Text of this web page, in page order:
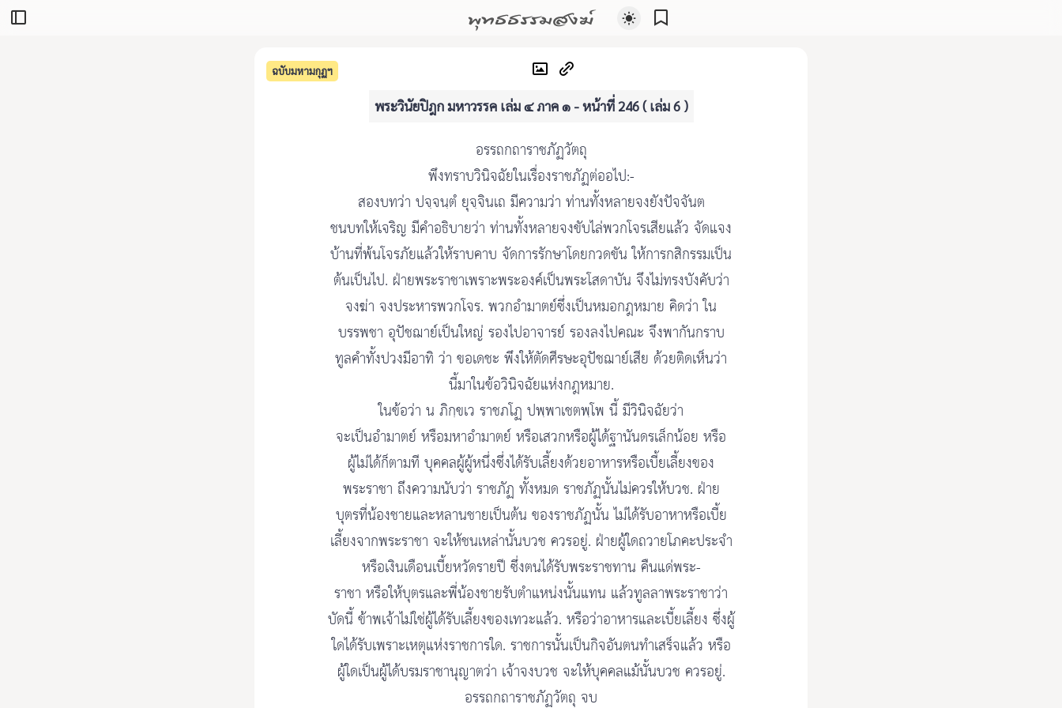
พุทธธรรมสงฆ์
ฉบับมหามกุฏฯ
พระวินัยปิฎก มหาวรรค เล่ม ๔ ภาค ๑ - หน้าที่ 246 ( เล่ม 6 )
อรรถกถาราชภัฏวัตถุ
พึงทราบวินิจฉัยในเรื่องราชภัฏต่ออไป:-
สองบทว่า ปจฺจนฺตํ ยุจฺจินเถ มีความว่า ท่านทั้งหลายจงยังปัจจันต
ชนบทให้เจริญ มีคำอธิบายว่า ท่านทั้งหลายจงขับไล่พวกโจรเสียแล้ว จัดแจง
บ้านที่พ้นโจรภัยแล้วให้ราบคาบ จัดการรักษาโดยกวดขัน ให้การกสิกรรมเป็น
ต้นเป็นไป. ฝ่ายพระราชาเพราะพระองค์เป็นพระโสดาบัน จึงไม่ทรงบังคับว่า
จงฆ่า จงประหารพวกโจร. พวกอำมาตย์ซึ่งเป็นหมอกฎหมาย คิดว่า ใน
บรรพชา อุปัชฌาย์เป็นใหญ่ รองไปอาจารย์ รองลงไปคณะ จึงพากันกราบ
ทูลคำทั้งปวงมีอาทิ ว่า ขอเดชะ พึงให้ตัดศีรษะอุปัชฌาย์เสีย ด้วยติดเห็นว่า
นี้มาในข้อวินิจฉัยแห่งกฎหมาย.
ในข้อว่า น ภิกฺขเว ราชภโฏ ปพฺพาเชตพฺโพ นี้ มีวินิจฉัยว่า
จะเป็นอำมาตย์ หรือมหาอำมาตย์ หรือเสวกหรือผู้ได้ฐานันดรเล็กน้อย หรือ
ผู้ไม่ได้ก็ตามที บุคคลผู้ผู้หนึ่งซึ่งได้รับเลี้ยงด้วยอาหารหรือเบี้ยเลี้ยงของ
พระราชา ถึงความนับว่า ราชภัฏ ทั้งหมด ราชภัฏนั้นไม่ควรให้บวช. ฝ่าย
บุตรที่น้องชายและหลานชายเป็นต้น ของราชภัฏนั้น ไม่ได้รับอาหาหรือเบี้ย
เลี้ยงจากพระราชา จะให้ชนเหล่านั้นบวช ควรอยู่. ฝ่ายผู้ใดถวายโภคะประจำ
หรือเงินเดือนเบี้ยหวัดรายปี ซึ่งตนได้รับพระราชทาน คืนแด่พระ-
ราชา หรือให้บุตรและพี่น้องชายรับตำแหน่งนั้นแทน แล้วทูลลาพระราชาว่า
บัดนี้ ข้าพเจ้าไม่ใช่ผู้ได้รับเลี้ยงของเทวะแล้ว. หรือว่าอาหารและเบี้ยเลี้ยง ซึ่งผู้
ใดได้รับเพราะเหตุแห่งราชการใด. ราชการนั้นเป็นกิจอันตนทำเสร็จแล้ว หรือ
ผู้ใดเป็นผู้ได้บรมราชานุญาตว่า เจ้าจงบวช จะให้บุคคลแม้นั้นบวช ควรอยู่.
อรรถกถาราชภัฏวัตถุ จบ